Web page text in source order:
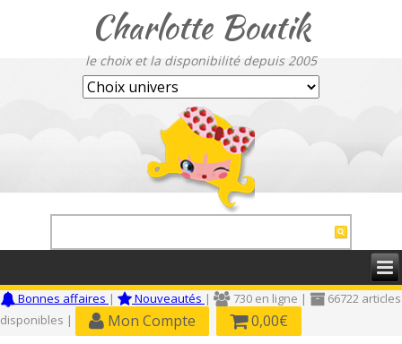
Charlotte Boutik
le choix et la disponibilité depuis 2005
Bonnes affaires | Nouveautés | 730 en ligne |
66722 articles
disponibles |
Mon Compte 0,00€